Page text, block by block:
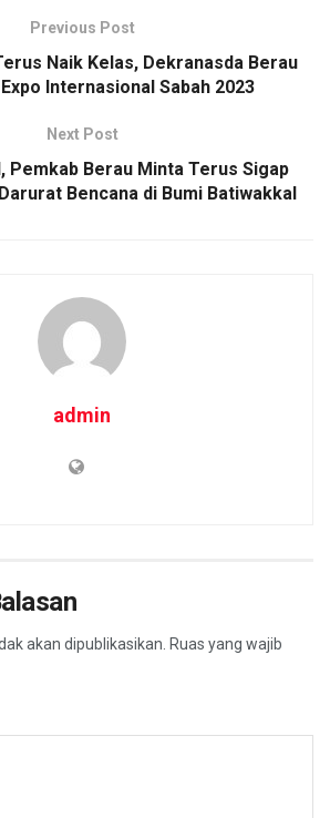
Previous Post
Naik Kelas, Dekranasda Berau
Internasional Sabah 2023
Next Post
Pemkab Berau Minta Terus Sigap
Bencana di Bumi Batiwakkal
admin
akan dipublikasikan. Ruas yang wajib